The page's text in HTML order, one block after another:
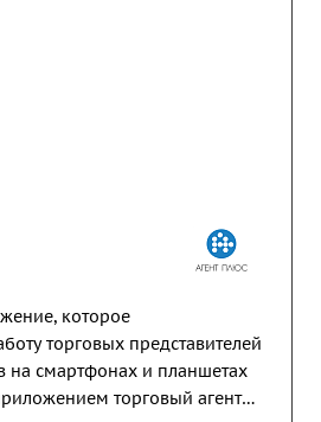
которое
торговых представителей
на смартфонах и планшетах
торговый агент